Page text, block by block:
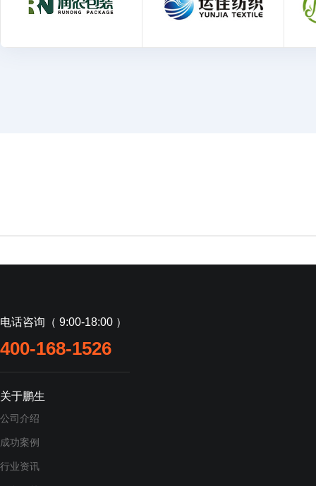
电话咨询（ 9:00-18:00 ）
400-168-1526
关于鹏生
公司介绍
成功案例
行业资讯